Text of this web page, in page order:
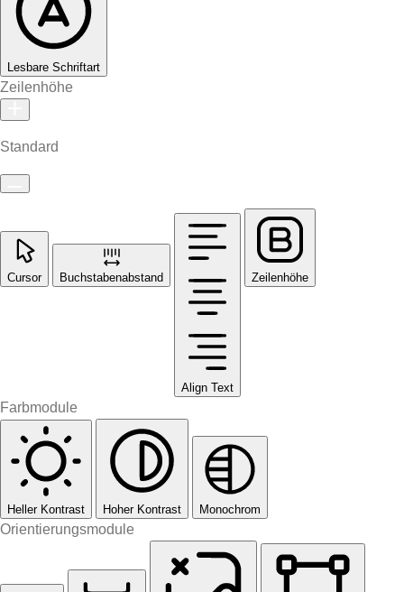
Lesbare Schriftart
Zeilenhöhe
Standard
Cursor Buchstabenabstand
Align Text
Zeilenhöhe
Farbmodule
Heller Kontrast Hoher Kontrast Monochrom
Orientierungsmodule